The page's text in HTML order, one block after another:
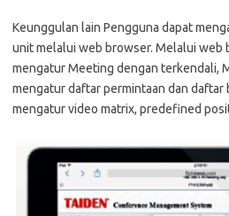
Keunggulan lain Pengguna dapat
unit melalui web browser. Melalui web
mengatur Meeting dengan terkendali,
mengatur daftar permintaan dan daftar
mengatur video matrix, predefined